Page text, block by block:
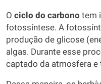
O ciclo do carbono tem
fotossíntese. A
produção de glicose
algas. Durante esse
captado da atmosfera